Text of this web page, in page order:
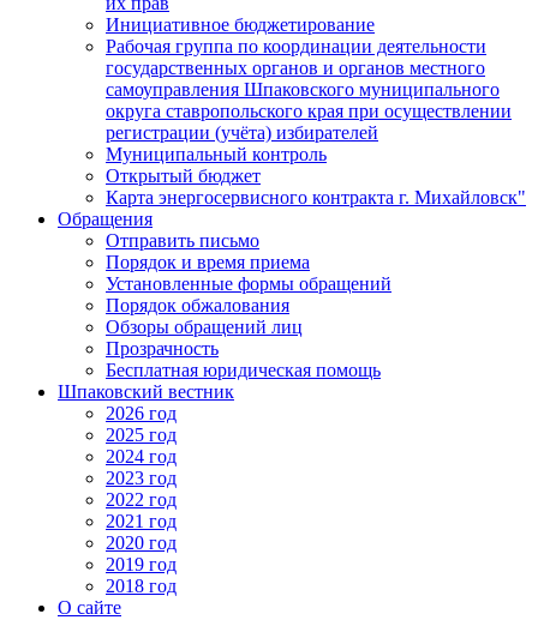
Инициативное бюджетирование
Рабочая группа по координации деятельности
государственных органов и органов местного
самоуправления Шпаковского муниципального
округа ставропольского края при осуществлении
регистрации (учёта) избирателей
Муниципальный контроль
Открытый бюджет
Карта энергосервисного контракта г. Михайловск"
Обращения
Отправить письмо
Порядок и время приема
Установленные формы обращений
Порядок обжалования
Обзоры обращений лиц
Прозрачность
Бесплатная юридическая помощь
Шпаковский вестник
2026 год
2025 год
2024 год
2023 год
2022 год
2021 год
2020 год
2019 год
2018 год
О сайте